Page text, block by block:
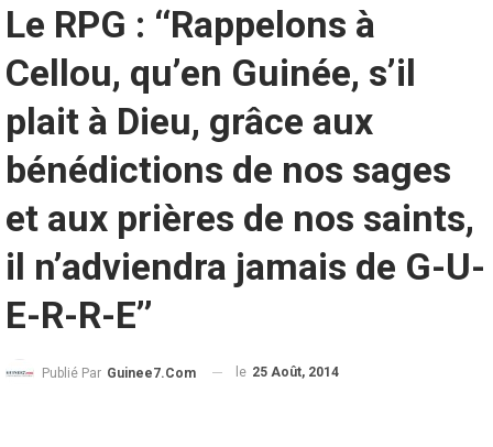
Le RPG : ‘‘Rappelons à
Cellou, qu’en Guinée, s’il
plait à Dieu, grâce aux
bénédictions de nos sages
et aux prières de nos saints,
il n’adviendra jamais de G-U-
E-R-R-E’’
Publié Par Guinee7.com le 25 Août, 2014